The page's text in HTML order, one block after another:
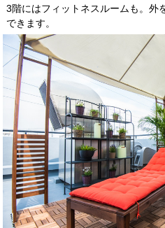
3階にはフィットネスルームも。外
できます。